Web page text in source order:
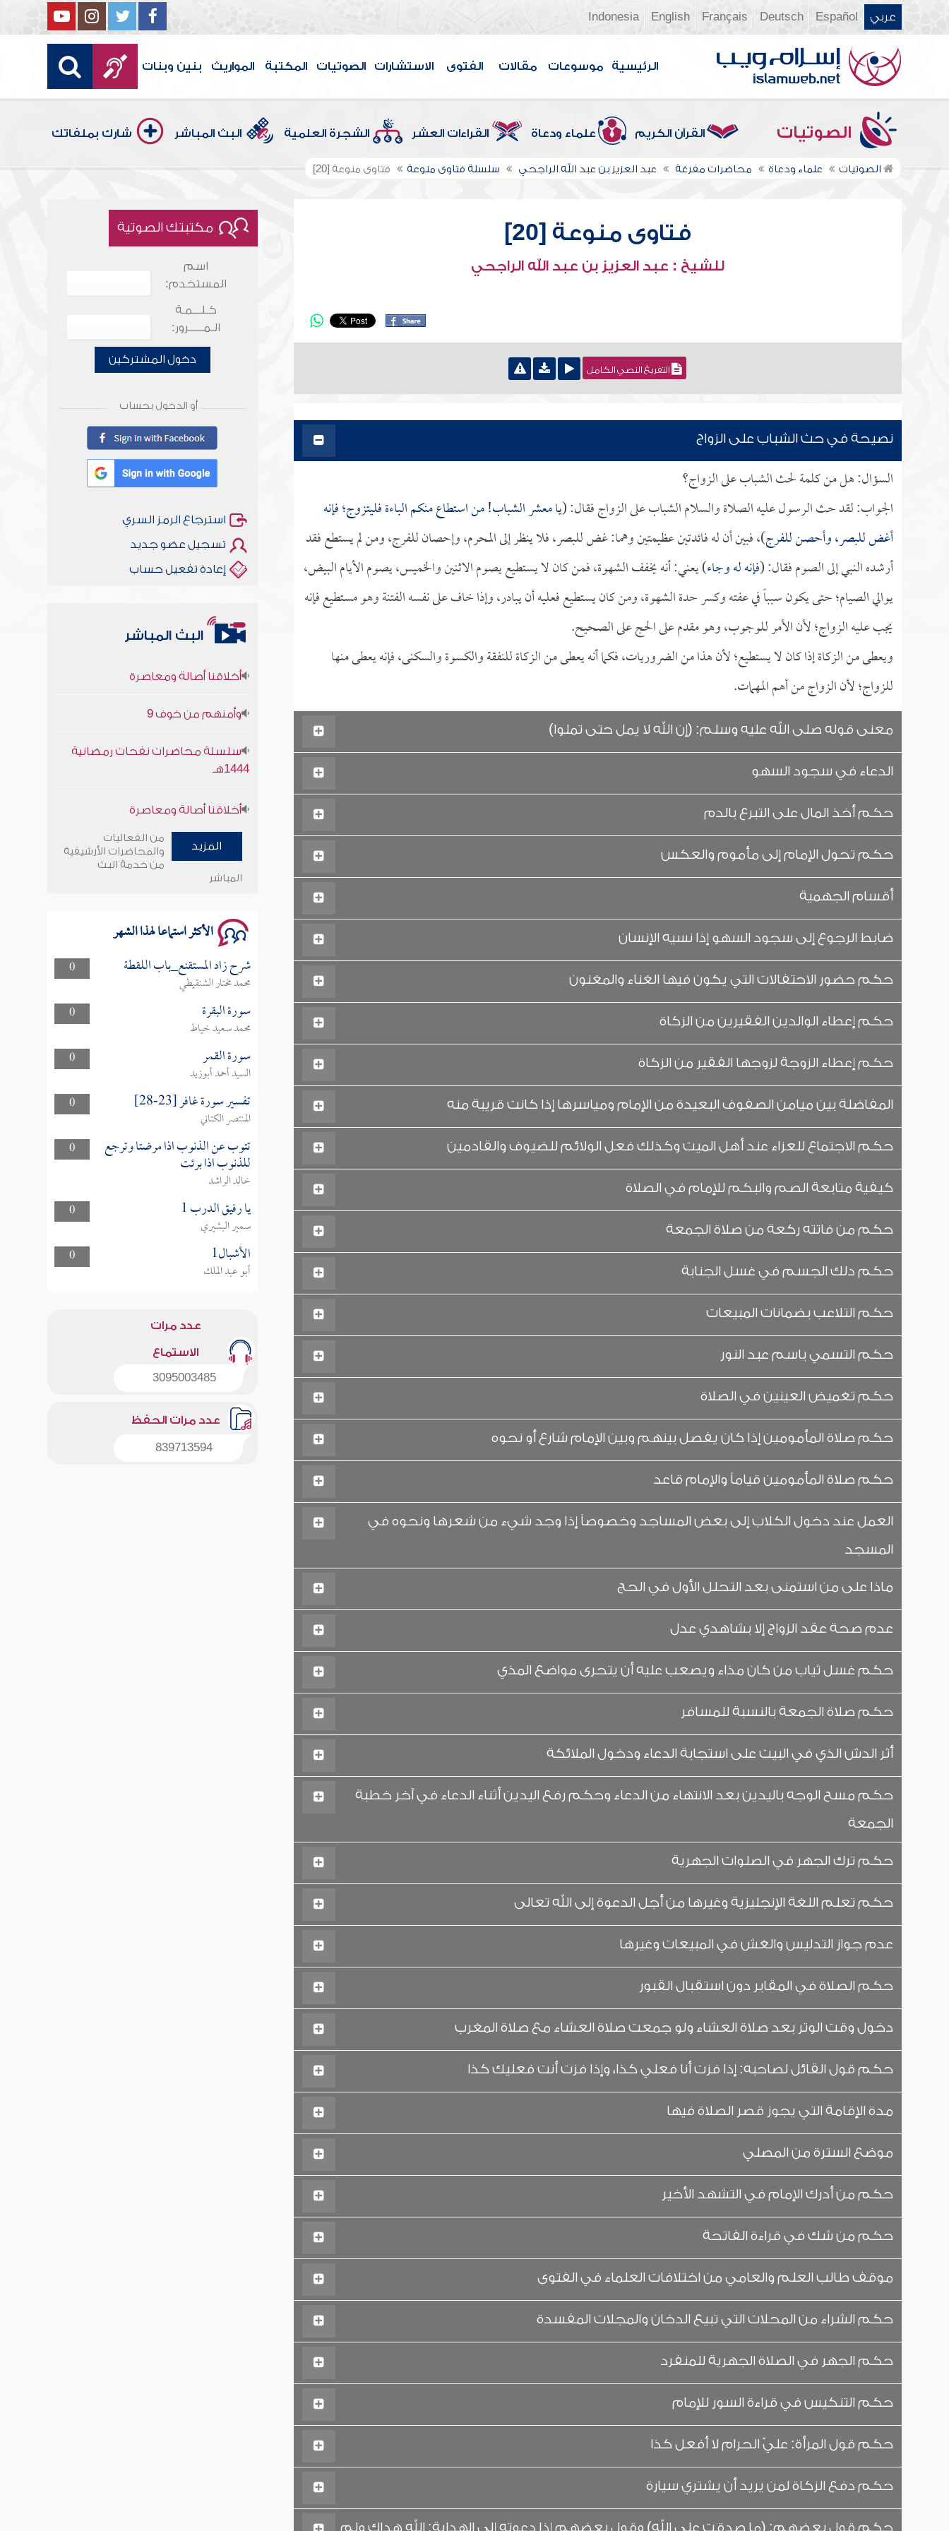
عربي Español
Deutsch
Français
English
Indonesia
الرئيسية موسوعات مقالات الفتوى الاستشارات الصوتيات المكتبة المواريث بنين وبنات
الصوتيات القرآن الكريم علماء ودعاة القراءات العشر الشجرة العلمية البث المباشر شارك بملفاتك
الصوتيات علماء ودعاة محاضرات مفرغة عبد العزيز بن عبد الله الراجحي سلسلة فتاوى منوعة فتاوى منوعة [20]
فتاوى منوعة [20]
للشيخ : عبد العزيز بن عبد الله الراجحي
التفريغ النصي الكامل
نصيحة في حث الشباب على الزواج
السؤال: هل من كلمة لحث الشباب على الزواج؟
الجواب: لقد حث الرسول عليه الصلاة والسلام الشباب على الزواج فقال: (يا معشر الشباب! من استطاع منكم الباءة فليتزوج؛ فإنه
أغض للبصر، وأحصن للفرج)، فبين أن له فائدتين عظيمتين وهما: غض للبصر، فلا ينظر إلى المحرم، وإحصان للفرج، ومن لم يستطع فقد
أرشده النبي إلى الصوم فقال: (فإنه له وجاء) يعني: أنه يخفف الشهوة، فمن كان لا يستطيع يصوم الاثنين والخميس، يصوم الأيام البيض،
يوالي الصيام؛ حتى يكون سبباً في عفته وكسر حدة الشهوة، ومن كان يستطيع فعليه أن يبادر، وإذا خاف على نفسه الفتنة وهو مستطيع فإنه
يجب عليه الزواج؛ لأن الأمر للوجوب، وهو مقدم على الحج على الصحيح.
ويعطى من الزكاة إذا كان لا يستطيع؛ لأن هذا من الضروريات، فكما أنه يعطى من الزكاة للنفقة والكسوة والسكنى، فإنه يعطى منها
للزواج؛ لأن الزواج من أهم المهمات.
معنى قوله صلى الله عليه وسلم: (إن الله لا يمل حتى تملوا)
الدعاء في سجود السهو
حكم أخذ المال على التبرع بالدم
حكم تحول الإمام إلى مأموم والعكس
أقسام الجهمية
ضابط الرجوع إلى سجود السهو إذا نسيه الإنسان
حكم حضور الاحتفالات التي يكون فيها الغناء والمغنون
حكم إعطاء الوالدين الفقيرين من الزكاة
حكم إعطاء الزوجة لزوجها الفقير من الزكاة
المفاضلة بين ميامن الصفوف البعيدة من الإمام ومياسرها إذا كانت قريبة منه
حكم الاجتماع للعزاء عند أهل الميت وكذلك فعل الولائم للضيوف والقادمين
كيفية متابعة الصم والبكم للإمام في الصلاة
حكم من فاتته ركعة من صلاة الجمعة
حكم دلك الجسم في غسل الجنابة
حكم التلاعب بضمانات المبيعات
حكم التسمي باسم عبد النور
حكم تغميض العينين في الصلاة
حكم صلاة المأمومين إذا كان يفصل بينهم وبين الإمام شارع أو نحوه
حكم صلاة المأمومين قياماً والإمام قاعد
العمل عند دخول الكلاب إلى بعض المساجد وخصوصاً إذا وجد شيء من شعرها ونحوه في
المسجد
ماذا على من استمنى بعد التحلل الأول في الحج
عدم صحة عقد الزواج إلا بشاهدي عدل
حكم غسل ثياب من كان مذاء ويصعب عليه أن يتحرى مواضع المذي
حكم صلاة الجمعة بالنسبة للمسافر
أثر الدش الذي في البيت على استجابة الدعاء ودخول الملائكة
حكم مسح الوجه باليدين بعد الانتهاء من الدعاء وحكم رفع اليدين أثناء الدعاء في آخر خطبة
الجمعة
حكم ترك الجهر في الصلوات الجهرية
حكم تعلم اللغة الإنجليزية وغيرها من أجل الدعوة إلى الله تعالى
عدم جواز التدليس والغش في المبيعات وغيرها
حكم الصلاة في المقابر دون استقبال القبور
دخول وقت الوتر بعد صلاة العشاء ولو جمعت صلاة العشاء مع صلاة المغرب
حكم قول القائل لصاحبه: إذا فزت أنا فعلي كذا، وإذا فزت أنت فعليك كذا
مدة الإقامة التي يجوز قصر الصلاة فيها
موضع السترة من المصلي
حكم من أدرك الإمام في التشهد الأخير
حكم من شك في قراءة الفاتحة
موقف طالب العلم والعامي من اختلافات العلماء في الفتوى
حكم الشراء من المحلات التي تبيع الدخان والمجلات المفسدة
حكم الجهر في الصلاة الجهرية للمنفرد
حكم التنكيس في قراءة السور للإمام
حكم قول المرأة: عليّ الحرام لا أفعل كذا
حكم دفع الزكاة لمن يريد أن يشتري سيارة
حكم قول بعضهم: (ما صدقت على الله) وقول بعضهم إذا دعوته إلى الهداية: الله هداك ولم
مكتبتك الصوتية
اسم
المستخدم:
كـلـــمـة
الـمـــــرور:
دخول المشتركين
أو الدخول بحساب
استرجاع الرمز السري
تسجيل عضو جديد
إعادة تفعيل حساب
البث المباشر
1444هـ
سلسلة محاضرات نفحات رمضانية
1444هـ
المزيد
من الفعاليات
والمحاضرات الأرشيفية
من خدمة البث
المباشر
الأكثر استماعا لهذا الشهر
0 شرح زاد المستقنع_باب اللقطة
محمد مختار الشنقيطي
0
سورة البقرة
محمد سعيد خياط
0
سورة القمر
السيد أحمد أبوزيد
0
تفسير سورة غافر [23-28]
المنتصر الكتاني
0
تتوب عن الذنوب اذا مرضتا وترجع
للذنوب اذا برئت
خالد الراشد
0
يا رفيق الدرب 1
سمير البشيري
0
الأشبال1
أبو عبد الملك
عدد مرات
الاستماع
3095003485
عدد مرات الحفظ
839713594